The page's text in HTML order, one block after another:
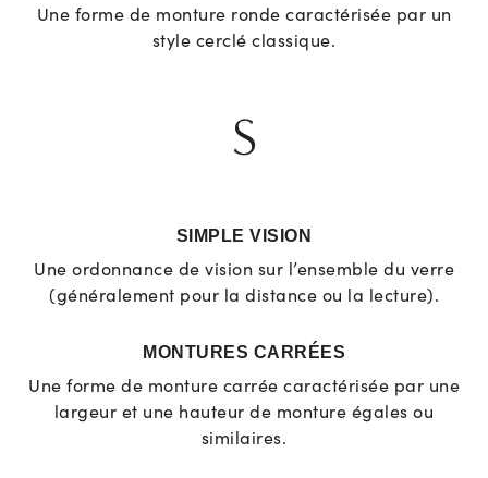
Une forme de monture ronde caractérisée par un
style cerclé classique.
S
SIMPLE VISION
Une ordonnance de vision sur l’ensemble du verre
(généralement pour la distance ou la lecture).
MONTURES CARRÉES
Une forme de monture carrée caractérisée par une
largeur et une hauteur de monture égales ou
similaires.